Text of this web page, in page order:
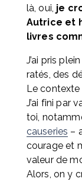
là, oui, je
Autrice et
livres
J’ai pris
ratés, des
Le contexte
J’ai fini par
causeries –
courage et
valeur de
Alors, on y